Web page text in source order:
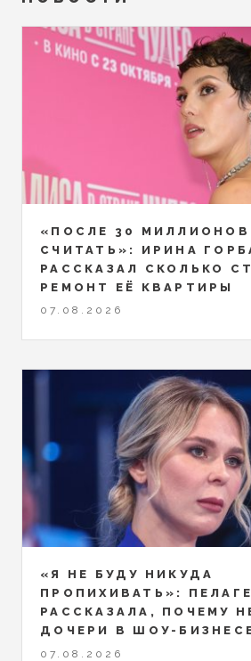
«ПОСЛЕ 30 МИЛЛИОНОВ
СЧИТАТЬ»: ИРИНА
РАССКАЗАЛ СКОЛЬКО
РЕМОНТ ЕЁ КВАРТИРЫ
07.08.2026
«Я НЕ БУДУ НИКУДА
ПРОПИХИВАТЬ»:
РАССКАЗАЛА, ПОЧЕМУ
ДОЧЕРИ В ШОУ-
07.08.2026